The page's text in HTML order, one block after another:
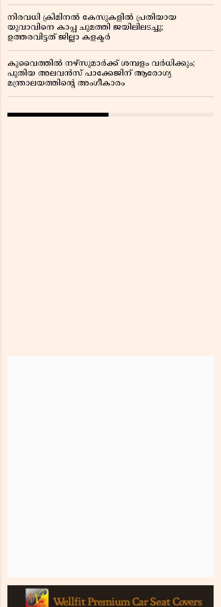
നിരവധി ക്രിമിനൽ കേസുകളിൽ പ്രതിയായ
യുവാവിനെ കാപ്പ ചുമത്തി ജയിലിലടച്ചു;
ഉത്തരവിട്ടത് ജില്ലാ കളക്ടർ
കുവൈത്തിൽ നഴ്‌സുമാർക്ക് ശമ്പളം വർധിക്കും;
പുതിയ അലവൻസ് പാക്കേജിന് ആരോഗ്യ
മന്ത്രാലയത്തിൻ്റെ അംഗീകാരം